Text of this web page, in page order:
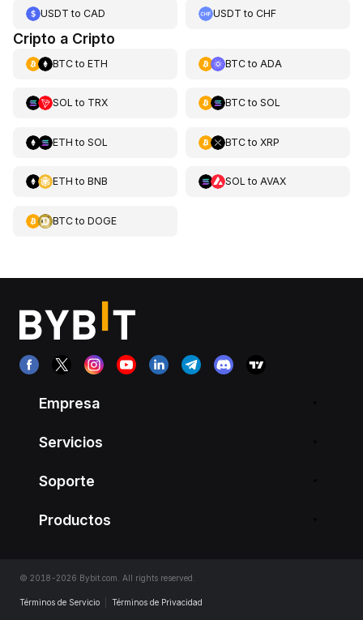
USDT to CAD USDT toCHF
Cripto a Cripto
BTCto ETH BTCto ADA
SOL to TRX BTCto SOL
ETH to SOL BTCto XRP
ETH to BNB SOL to AVAX
BTCto DOGE
Empresa
Servicios
Soporte
Productos
© 2018-2026 Bybit.com. All rights reserved.
Términos de Servicio Términos de Privacidad